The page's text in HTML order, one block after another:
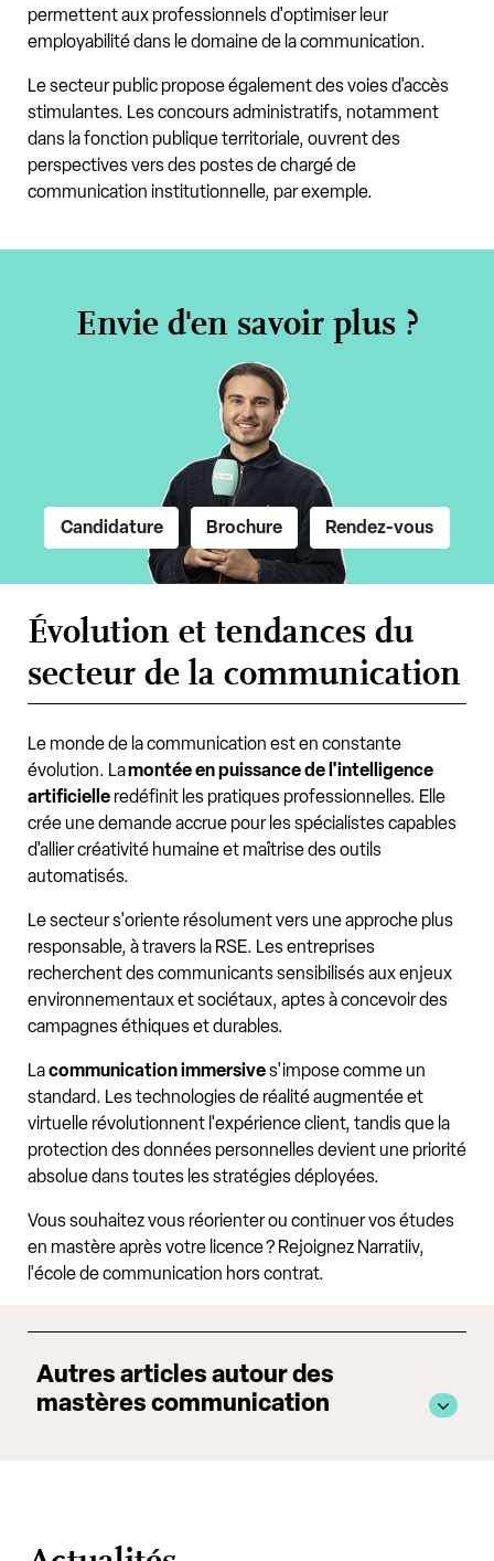
permettent aux professionnels d'optimiser leur
employabilité dans le domaine de la communication.
Le secteur public propose également des voies d'accès
stimulantes. Les concours administratifs, notamment
dans la fonction publique territoriale, ouvrent des
perspectives vers des postes de chargé de
communication institutionnelle, par exemple.
Envie d'en savoir plus ?
Candidature Brochure Rendez-vous
Évolution et tendances du
secteur de la communication
Le monde de la communication est en constante
évolution. Lamontée en puissance de l'intelligence
artificielle redéfinit les pratiques professionnelles. Elle
crée une demande accrue pour les spécialistes capables
d'allier créativité humaine et maîtrise des outils
automatisés.
Le secteur s'oriente résolument vers une approche plus
responsable, à travers la RSE. Les entreprises
recherchent des communicants sensibilisés aux enjeux
environnementaux et sociétaux, aptes à concevoir des
campagnes éthiques et durables.
Lacommunication immersives'impose comme un
standard. Les technologies de réalité augmentée et
virtuelle révolutionnent l'expérience client, tandis que la
protection des données personnelles devient une priorité
absolue dans toutes les stratégies déployées.
Vous souhaitez vous réorienter ou continuer vos études
en mastère après votre licence ? Rejoignez Narratiiv,
l'école de communication hors contrat.
Autres articles autour des
mastères communication